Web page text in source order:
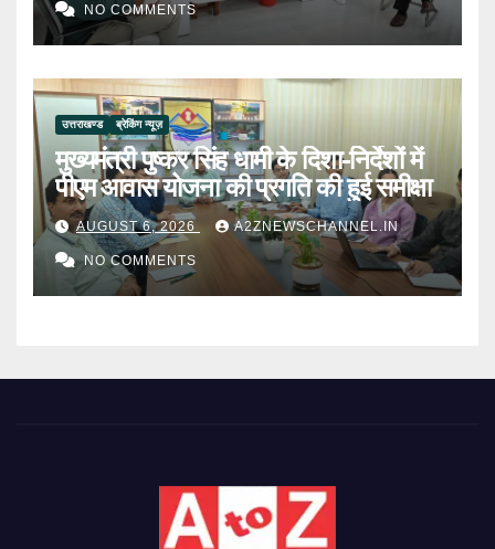
NO COMMENTS
उत्तराखण्ड ब्रेकिंग न्यूज़
मुख्यमंत्री पुष्कर सिंह धामी के दिशा-निर्देशों में
पीएम आवास योजना की प्रगति की हुई समीक्षा
AUGUST 6, 2026 A2ZNEWSCHANNEL.IN
NO COMMENTS